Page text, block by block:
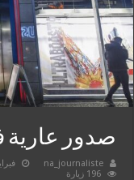
صدور عارية
na_journaliste فبراير 11,
196 زيارة